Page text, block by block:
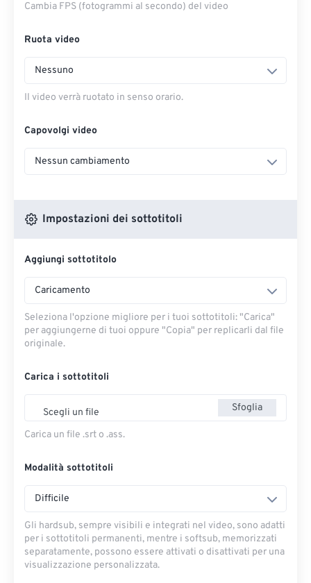
Cambia FPS (fotogrammi al secondo) del video
Ruota video
Nessuno
Il video verrà ruotato in senso orario.
Capovolgi video
Nessun cambiamento
Impostazioni dei sottotitoli
Aggiungi sottotitolo
Caricamento
Seleziona l'opzione migliore per i tuoi sottotitoli: "Carica" ​​
per aggiungerne di tuoi oppure "Copia" per replicarli dal file
originale.
Carica i sottotitoli
Scegli un file Sfoglia
Carica un file .srt o .ass.
Modalità sottotitoli
Difficile
Gli hardsub, sempre visibili e integrati nel video, sono adatti
per i sottotitoli permanenti, mentre i softsub, memorizzati
separatamente, possono essere attivati ​​o disattivati ​​per una
visualizzazione personalizzata.